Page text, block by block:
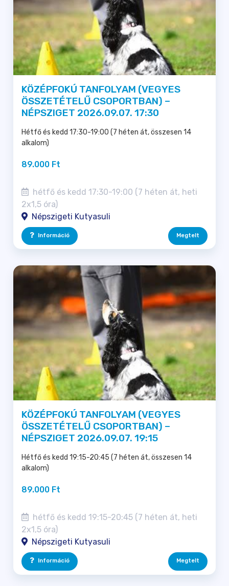
KÖZÉPFOKÚ TANFOLYAM (VEGYES
ÖSSZETÉTELŰ CSOPORTBAN) –
NÉPSZIGET 2026.09.07. 17:30
Hétfő és kedd 17:30-19:00 (7 héten át, összesen 14
alkalom)
89.000 Ft
hétfő és kedd 17:30-19:00 (7 héten át, heti
2x1,5 óra)
Népszigeti Kutyasuli
Információ Megtelt
KÖZÉPFOKÚ TANFOLYAM (VEGYES
ÖSSZETÉTELŰ CSOPORTBAN) –
NÉPSZIGET 2026.09.07. 19:15
Hétfő és kedd 19:15-20:45 (7 héten át, összesen 14
alkalom)
89.000 Ft
hétfő és kedd 19:15-20:45 (7 héten át, heti
2x1,5 óra)
Népszigeti Kutyasuli
Információ Megtelt